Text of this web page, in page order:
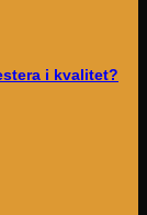
i kvalitet?